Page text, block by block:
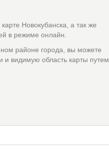
Новокубанска, а так же
в режиме онлайн.
районе города, вы можете
и видимую область карты путем